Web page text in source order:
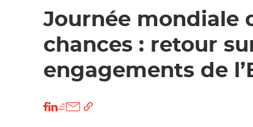
Journée mondiale
chances : retour
engagements de